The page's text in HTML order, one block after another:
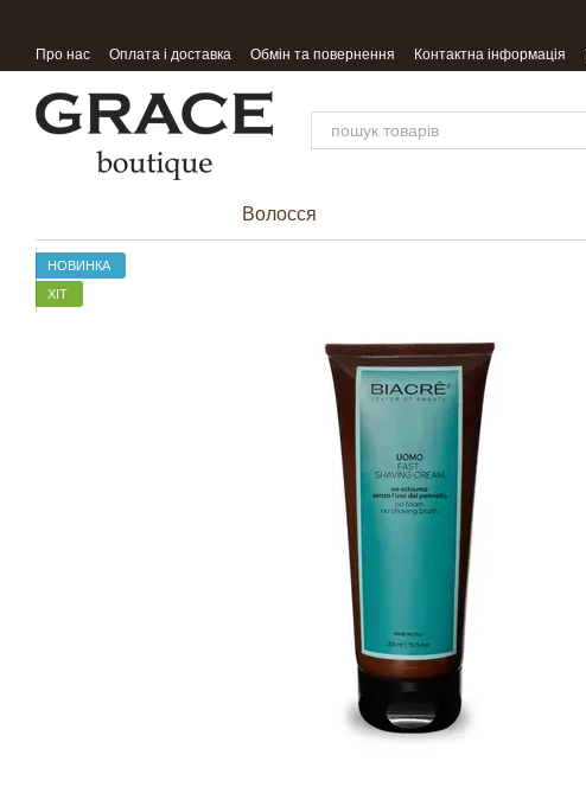
Про нас Оплата і доставка Обмін та повернення Контактна інформація
Волосся
НОВИНКА
ХІТ